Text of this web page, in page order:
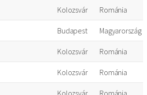
Kolozsvár Románia
Budapest Magyarország
Kolozsvár Románia
Kolozsvár Románia
Kolozsvár Románia